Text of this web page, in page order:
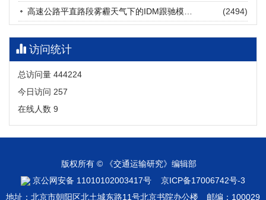
(2494)
访问统计
总访问量 444224
今日访问 257
在线人数 9
版权所有 © 《交通运输研究》编辑部
京公网安备 11010102003417号
京ICP备17006742号-3
地址：北京市朝阳区北土城东路11号北京书院办公楼 邮编：100029